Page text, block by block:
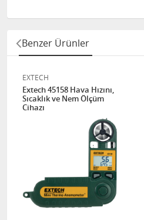
Benzer Ürünler
EXTECH
Extech 45158 Hava Hızını,
Sıcaklık ve Nem Ölçüm
Cihazı